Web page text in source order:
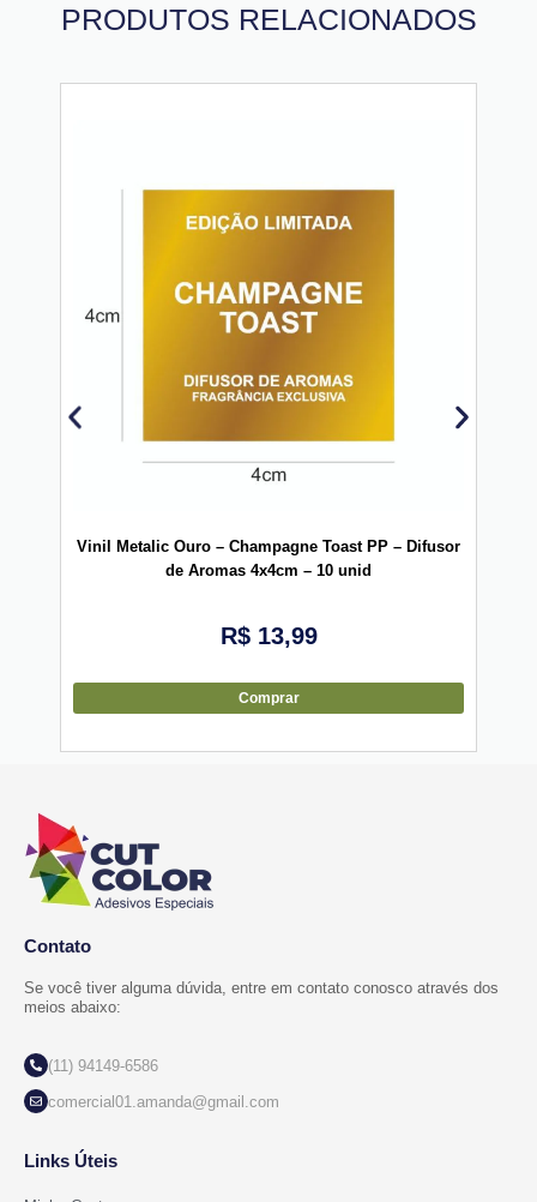
PRODUTOS RELACIONADOS
Vinil Metalic Ouro – Champagne Toast PP – Difusor
de Aromas 4x4cm – 10 unid
R$13,99
Comprar
Contato
Se você tiver alguma dúvida, entre em contato conosco através dos
meios abaixo:
(11) 94149-6586
comercial01.amanda@gmail.com
Links Úteis